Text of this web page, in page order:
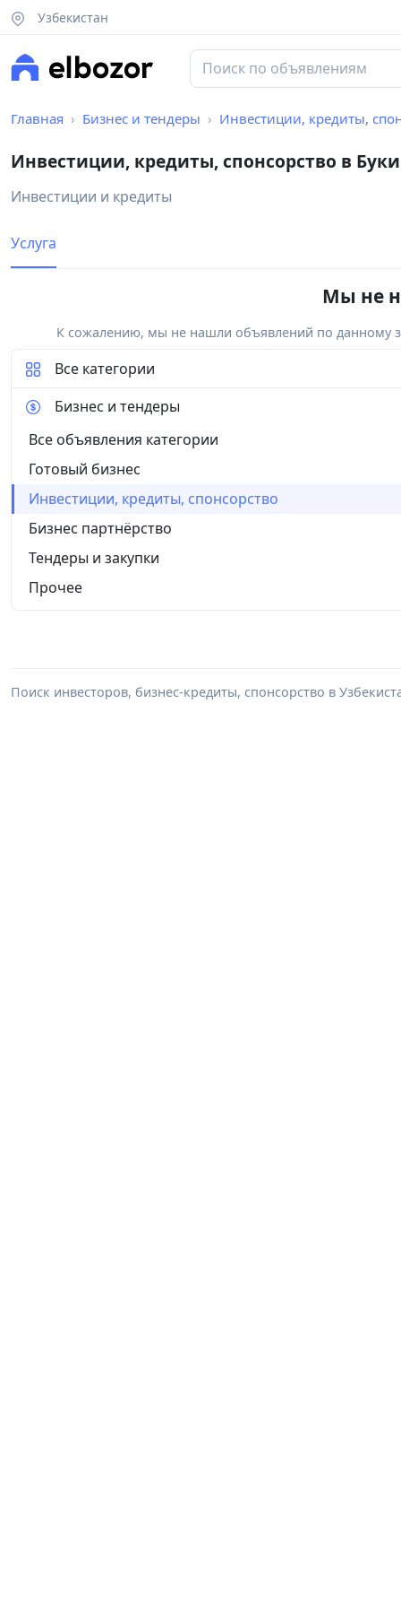
Узбекистан
Главная Бизнес и тендеры Инвестиции, кредиты,
Инвестиции, кредиты, спонсорство в
Инвестиции и кредиты
Услуга
Мы не
К сожалению, мы не нашли объявлений по данному
Все категории
Бизнес и тендеры
Все объявления категории
Готовый бизнес
Инвестиции, кредиты, спонсорство
Бизнес партнёрство
Тендеры и закупки
Прочее
Поиск инвесторов, бизнес-кредиты, спонсорство в